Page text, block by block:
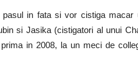
in fata si vor cistiga macar
si Jasika (cistigatori al unui
in 2008, la un meci de